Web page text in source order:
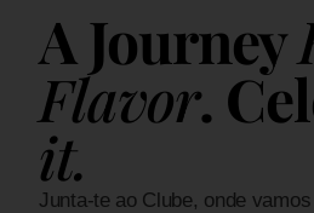
A Journey
Flavor.
it.
Junta-te ao Clube, onde